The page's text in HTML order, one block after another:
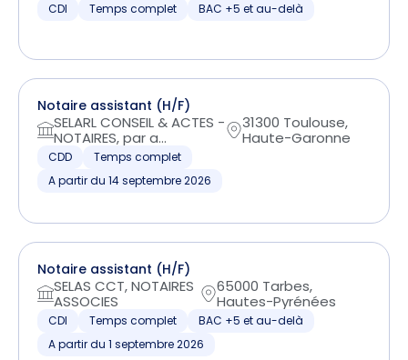
CDI Temps complet BAC +5 et au-delà
Notaire assistant (H/F)
SELARL CONSEIL & ACTES -
NOTAIRES, par a...
31300 Toulouse,
Haute-Garonne
CDD
Temps complet
A partir du 14 septembre 2026
Notaire assistant (H/F)
SELAS CCT, NOTAIRES
ASSOCIES
65000 Tarbes,
Hautes-Pyrénées
CDI Temps complet
BAC +5 et au-delà
A partir du 1 septembre 2026